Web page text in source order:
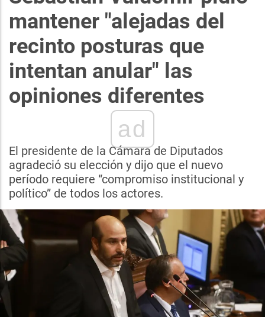
mantener "alejadas del
recinto posturas que
intentan anular" las
opiniones diferentes
ad
El presidente de la Cámara de Diputados
agradeció su elección y dijo que el nuevo
período requiere “compromiso institucional y
político” de todos los actores.